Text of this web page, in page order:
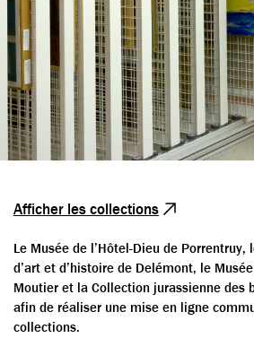
Afficher les collections
Le Musée de l’Hôtel-Dieu de Porrentruy,
d’art et d’histoire de Delémont, le
Moutier et la Collection jurassienne des
afin de réaliser une mise en ligne
collections.